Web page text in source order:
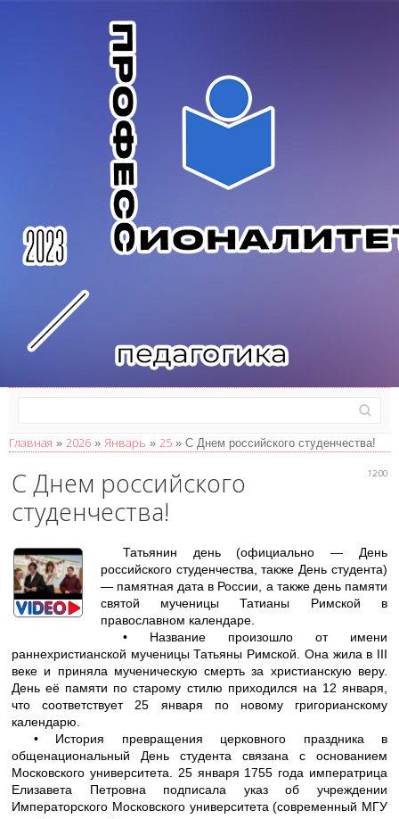
Главная » 2026 » Январь » 25 » С Днем российского студенчества!
12:00
С Днем российского
студенчества!
Татьянин день (официально — День
российского студенчества, также День студента)
— памятная дата в России, а также день памяти
святой мученицы Татианы Римской в
православном календаре.
• Название произошло от имени
раннехристианской мученицы Татьяны Римской. Она жила в III
веке и приняла мученическую смерть за христианскую веру.
День её памяти по старому стилю приходился на 12 января,
что соответствует 25 января по новому григорианскому
календарю.
• История превращения церковного праздника в
общенациональный День студента связана с основанием
Московского университета. 25 января 1755 года императрица
Елизавета Петровна подписала указ об учреждении
Императорского Московского университета (современный МГУ